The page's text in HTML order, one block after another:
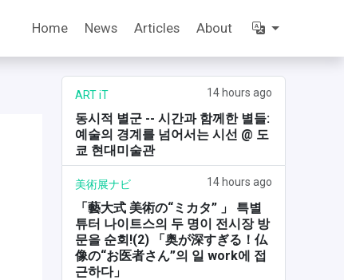
Home News Articles About
ART iT 14 hours ago
동시적 별군 -- 시간과 함께한 별들:
예술의 경계를 넘어서는 시선 @ 도
쿄 현대미술관
美術展ナビ 14 hours ago
「藝大式 美術の“ミカタ” 」 특별
튜터 나이트스의 두 명이 전시장 방
문을 순회!(2) 「奥が深すぎる！仏
像の“お医者さん”의 일 work에 접
근하다」